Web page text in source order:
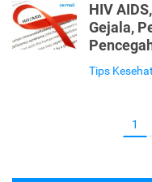
HIV
Gejala,
Tips
1